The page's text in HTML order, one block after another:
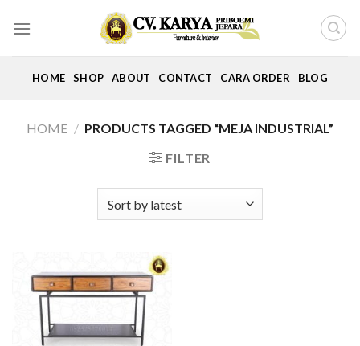
HOME SHOP ABOUT CONTACT CARA ORDER BLOG
HOME / PRODUCTS TAGGED “MEJA INDUSTRIAL”
FILTER